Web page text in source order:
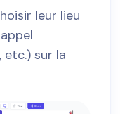
leur lieu
etc.) sur la